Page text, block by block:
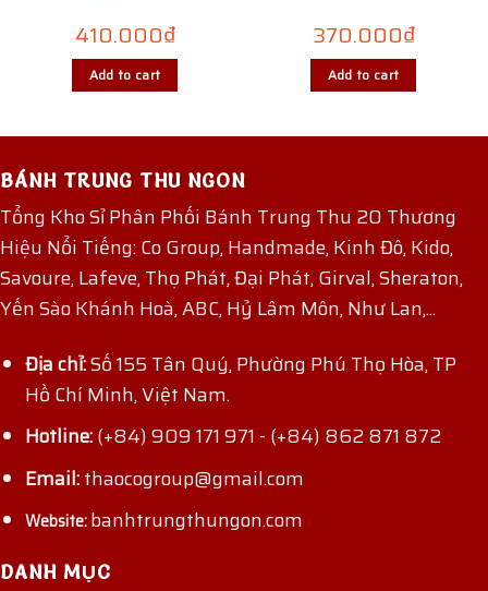
410.000₫
Add to cart
370.000₫
Add to cart
BÁNH TRUNG THU NGON
Tổng Kho Sỉ Phân Phối Bánh Trung Thu 20 Thương
Hiệu Nổi Tiếng: Co Group, Handmade, Kinh Đô, Kido,
Savoure, Lafeve, Thọ Phát, Đại Phát, Girval, Sheraton,
Yến Sào Khánh Hoà, ABC, Hỷ Lâm Môn, Như Lan,...
Địa chỉ:Số 155 Tân Quý, Phường Phú Thọ Hòa, TP
Hồ Chí Minh, Việt Nam.
Hotline:(+84) 909 171 971 - (+84) 862 871 872
Email:thaocogroup@gmail.com
Website:banhtrungthungon.com
DANH MỤC